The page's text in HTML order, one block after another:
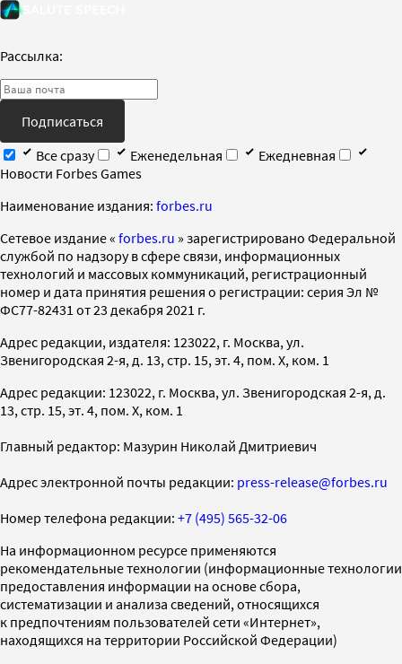
Рассылка:
Подписаться
Все сразу
Еженедельная
Ежедневная
Новости Forbes Games
Наименование издания: forbes.ru
Cетевое издание « forbes.ru » зарегистрировано Федеральной
службой по надзору в сфере связи, информационных
технологий и массовых коммуникаций, регистрационный
номер и дата принятия решения о регистрации: серия Эл №
ФС77-82431 от 23 декабря 2021 г.
Адрес редакции, издателя: 123022, г. Москва, ул.
Звенигородская 2-я, д. 13, стр. 15, эт. 4, пом. X, ком. 1
Адрес редакции: 123022, г. Москва, ул. Звенигородская 2-я, д.
13, стр. 15, эт. 4, пом. X, ком. 1
Главный редактор: Мазурин Николай Дмитриевич
Адрес электронной почты редакции: press-release@forbes.ru
Номер телефона редакции: +7 (495) 565-32-06
На информационном ресурсе применяются
рекомендательные технологии (информационные технологии
предоставления информации на основе сбора,
систематизации и анализа сведений, относящихся
к предпочтениям пользователей сети «Интернет»,
находящихся на территории Российской Федерации)